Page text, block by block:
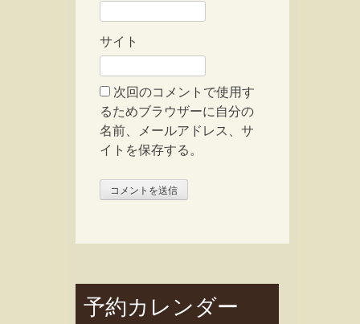
サイト
次回のコメントで使用す
るためブラウザーに自分の
名前、メールアドレス、サ
イトを保存する。
予約カレンダー